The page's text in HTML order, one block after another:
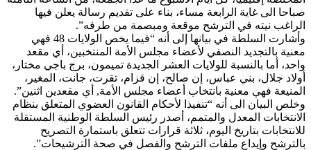
صباحا الى غاية الرابعة مساء، بناء على تقديم رسالة يعلن فيها
الراغب نيته في الترشح موقعة ومبصمة من طرفه”.
وأشارت السلطة في بيانها إلى أنه “فيما يخص الولايات 48 فهي
معنية بالتجديد النصفي لأعضاء مجلس الأمة المنتخبين، أي مقعد
واحد، أما بالنسبة للولايات العشر الجديدة تميمون، برج باجي مختار،
أولاد جلال، بني عباس، إن صالح، إن قزام، تقرت، جانت، المغير،
المنيعة فهي معنية بانتخاب أعضاء مجلس الأمة, أي مقعدين اثنين”.
وخلص البيان الى أنه “تنفيذا لأحكام القانون العضوي المتعلق بنظام
الانتخابات المعدل والمتمم، أصدر رئيس السلطة الوطنية المستقلة
للانتخابات بتاريخ اليوم، ثلاثة قرارات تتعلق باستمارة التصريح
بالترشح وإيداع ملفات الترشح والفصل في صحة الترشيحات”.